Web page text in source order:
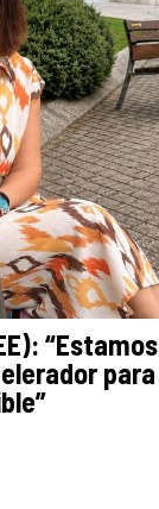
“Estamos
para